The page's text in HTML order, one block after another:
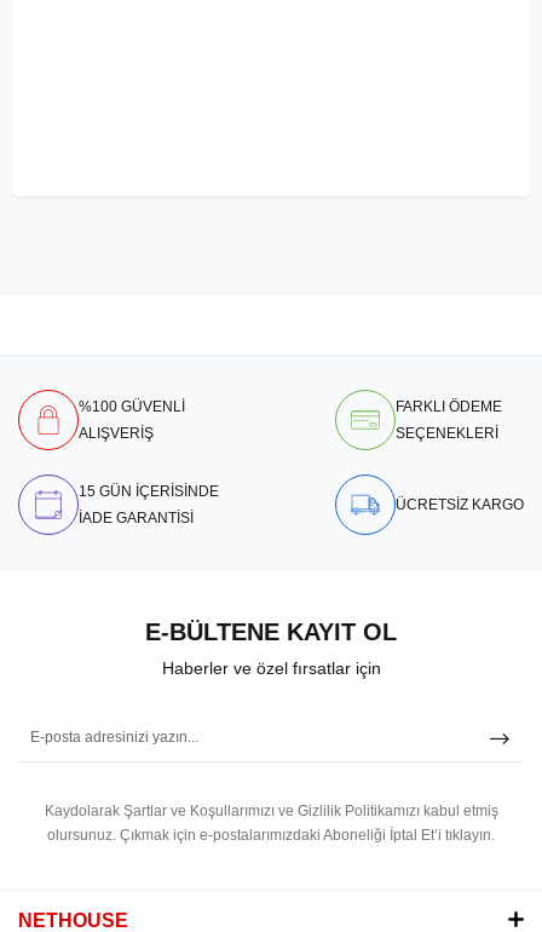
%100 GÜVENLİ
ALIŞVERİŞ
FARKLI ÖDEME
SEÇENEKLERİ
15 GÜN İÇERİSİNDE
İADE GARANTİSİ
ÜCRETSİZ KARGO
E-BÜLTENE KAYIT OL
Haberler ve özel fırsatlar için
Kaydolarak Şartlar ve Koşullarımızı ve Gizlilik Politikamızı kabul etmiş
olursunuz. Çıkmak için e-postalarımızdaki Aboneliği İptal Et’i tıklayın.
NETHOUSE